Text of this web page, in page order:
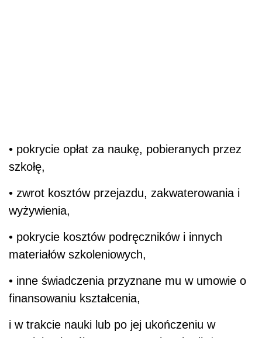
• pokrycie opłat za naukę, pobieranych przez
szkołę,
• zwrot kosztów przejazdu, zakwaterowania i
wyżywienia,
• pokrycie kosztów podręczników i innych
materiałów szkoleniowych,
• inne świadczenia przyznane mu w umowie o
finansowaniu kształcenia,
i w trakcie nauki lub po jej ukończeniu w